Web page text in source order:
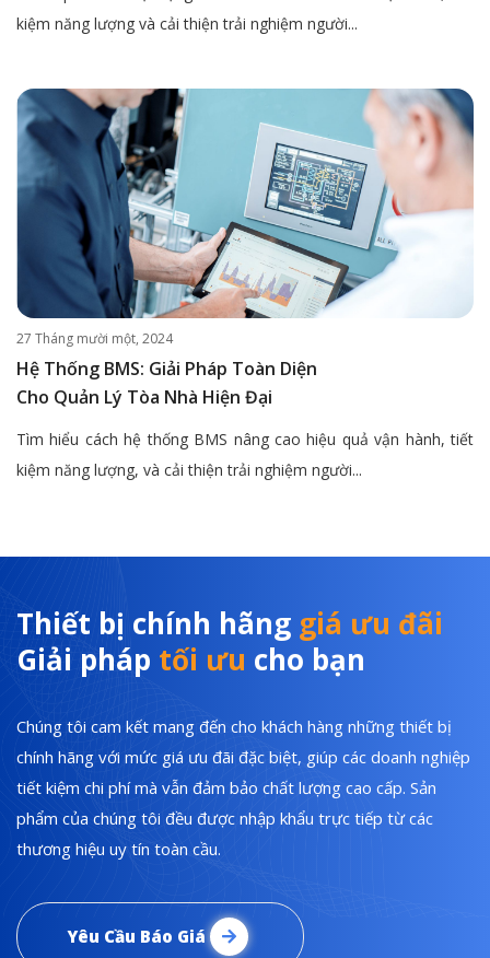
kiệm năng lượng và cải thiện trải nghiệm người...
27 Tháng mười một, 2024
Hệ Thống BMS: Giải Pháp Toàn Diện
Cho Quản Lý Tòa Nhà Hiện Đại
Tìm hiểu cách hệ thống BMS nâng cao hiệu quả vận hành, tiết
kiệm năng lượng, và cải thiện trải nghiệm người...
Thiết bị chính hãng giá ưu đãi
Giải pháp tối ưu cho bạn
Chúng tôi cam kết mang đến cho khách hàng những thiết bị
chính hãng với mức giá ưu đãi đặc biệt, giúp các doanh nghiệp
tiết kiệm chi phí mà vẫn đảm bảo chất lượng cao cấp. Sản
phẩm của chúng tôi đều được nhập khẩu trực tiếp từ các
thương hiệu uy tín toàn cầu.
Yêu Cầu Báo Giá